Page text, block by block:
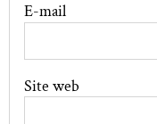
E-mail
Site web